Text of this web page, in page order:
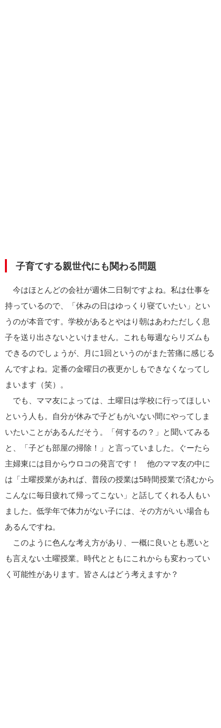
子育てする親世代にも関わる問題
今はほとんどの会社が週休二日制ですよね。私は仕事を
持っているので、「休みの日はゆっくり寝ていたい」とい
うのが本音です。学校があるとやはり朝はあわただしく息
子を送り出さないといけません。これも毎週ならリズムも
できるのでしょうが、月に1回というのがまた苦痛に感じる
んですよね。定番の金曜日の夜更かしもできなくなってし
まいます（笑）。
でも、ママ友によっては、土曜日は学校に行ってほしい
という人も。自分が休みで子どもがいない間にやってしま
いたいことがあるんだそう。「何するの？」と聞いてみる
と、「子ども部屋の掃除！」と言っていました。ぐーたら
主婦東には目からウロコの発言です！ 他のママ友の中に
は「土曜授業があれば、普段の授業は5時間授業で済むから
こんなに毎日疲れて帰ってこない」と話してくれる人もい
ました。低学年で体力がない子には、その方がいい場合も
あるんですね。
このように色んな考え方があり、一概に良いとも悪いと
も言えない土曜授業。時代とともにこれからも変わってい
く可能性があります。皆さんはどう考えますか？